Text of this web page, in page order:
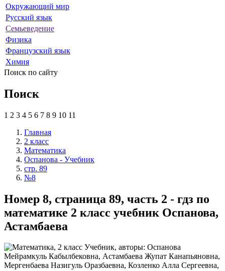
Окружающий мир
Русский язык
Семьеведение
Физика
Французский язык
Химия
Поиск по сайту
Поиск
1 2 3 4 5 6 7 8 9 10 11
Главная
2 класс
Математика
Оспанова - Учебник
стр. 89
№8
Номер 8, страница 89, часть 2 - гдз по
математике 2 класс учебник Оспанова,
Астамбаева